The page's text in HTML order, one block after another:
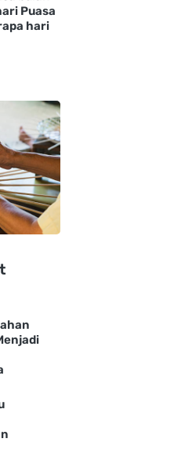
Puasa
hari